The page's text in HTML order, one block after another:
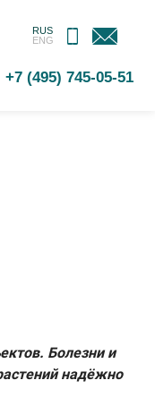
RUS
ENG
МОБИЛЬНОЕ
ПРИЛОЖЕНИЕ
ОБРАТНАЯ
СВЯЗЬ
+7 (495) 745-05-51
Болезни и
надёжно